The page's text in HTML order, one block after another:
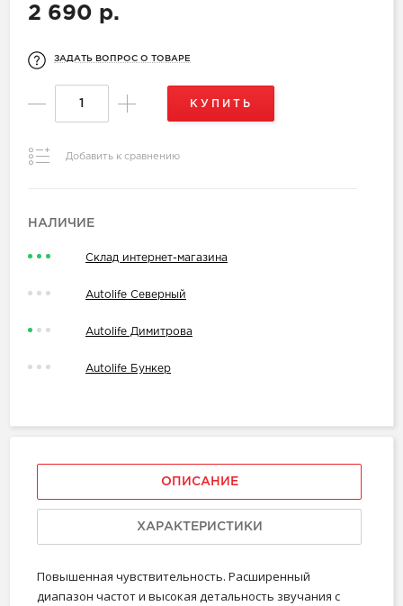
2 690 р.
ЗАДАТЬ ВОПРОС О ТОВАРЕ
КУПИТЬ
Добавить к сравнению
НАЛИЧИЕ
Склад интернет-магазина
Autolife Северный
Autolife Димитрова
Autolife Бункер
ОПИСАНИЕ
ХАРАКТЕРИСТИКИ
Повышенная чувствительность. Расширенный
диапазон частот и высокая детальность звучания с